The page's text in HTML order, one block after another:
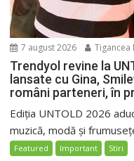
7 august 2026 Tigancea
Trendyol revine la
lansate cu Gina,
români parteneri, în
Ediția UNTOLD 2026
muzică, modă și
Featured Important Stiri